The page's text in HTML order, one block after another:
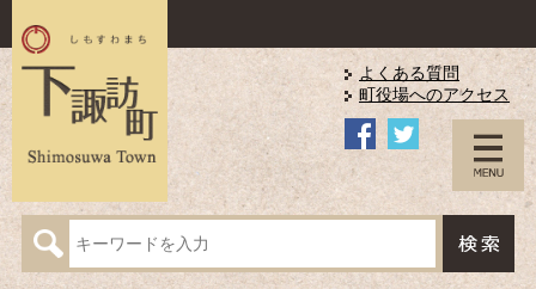
よくある質問
町役場へのアクセス